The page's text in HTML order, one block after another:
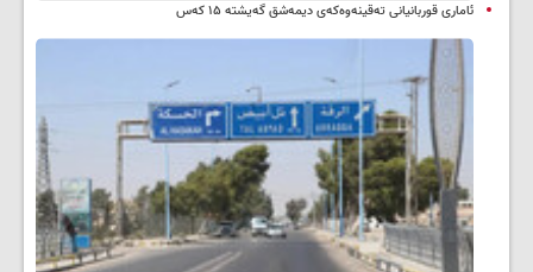
ئاماری قوربانیانی تەقینەوەکەی دیمەشق گەیشتە ۱۵ کەس